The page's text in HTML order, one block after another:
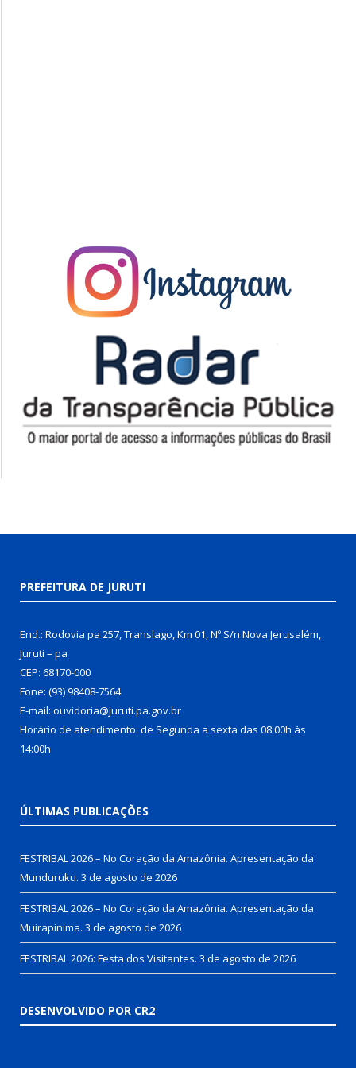
PREFEITURA DE JURUTI
End.: Rodovia pa 257, Translago, Km 01, Nº S/n Nova Jerusalém,
Juruti – pa
CEP: 68170-000
Fone: (93) 98408-7564
E-mail: ouvidoria@juruti.pa.gov.br
Horário de atendimento: de Segunda a sexta das 08:00h às
14:00h
ÚLTIMAS PUBLICAÇÕES
FESTRIBAL 2026 – No Coração da Amazônia. Apresentação da
Munduruku. 3 de agosto de 2026
FESTRIBAL 2026 – No Coração da Amazônia. Apresentação da
Muirapinima. 3 de agosto de 2026
FESTRIBAL 2026: Festa dos Visitantes. 3 de agosto de 2026
DESENVOLVIDO POR CR2